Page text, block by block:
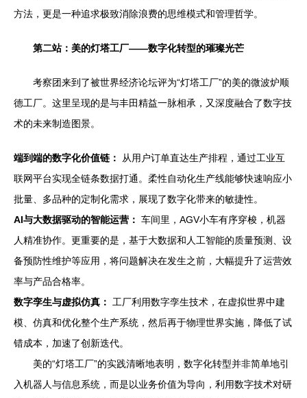
方法，更是一种追求极致消除浪费的思维模式和管理哲学。
第二站：美的灯塔工厂——数字化转型的璀璨光芒
考察团来到了被世界经济论坛评为“灯塔工厂”的美的微波炉顺
德工厂。这里呈现的是与丰田精益一脉相承，又深度融合了数字技
术的未来制造图景。
端到端的数字化价值链：
从用户订单直达生产排程，通过工业互
联网平台实现全链条数据打通。柔性自动化生产线能够快速响应小
批量、多品种的定制化需求，展现了数字化带来的敏捷性。
AI与大数据驱动的智能运营： 车间里，AGV小车有序穿梭，机器
人精准协作。更重要的是，基于大数据和人工智能的质量预测、设
备预防性维护等应用，将问题解决在发生之前，大幅提升了运营效
率与产品合格率。
数字孪生与虚拟仿真：
工厂利用数字孪生技术，在虚拟世界中建
模、仿真和优化整个生产系统，然后再于物理世界实施，降低了试
错成本，加速了创新迭代。
美的“灯塔工厂”的实践清晰地表明，数字化转型并非简单地引
入机器人与信息系统，而是以业务价值为导向，利用数字技术对研